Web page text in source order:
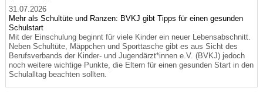
31.07.2026
Mehr als Schultüte und Ranzen: BVKJ gibt Tipps für einen gesunden
Schulstart
Mit der Einschulung beginnt für viele Kinder ein neuer Lebensabschnitt.
Neben Schultüte, Mäppchen und Sporttasche gibt es aus Sicht des
Berufsverbands der Kinder- und Jugendärzt*innen e.V. (BVKJ) jedoch
noch weitere wichtige Punkte, die Eltern für einen gesunden Start in den
Schulalltag beachten sollten.